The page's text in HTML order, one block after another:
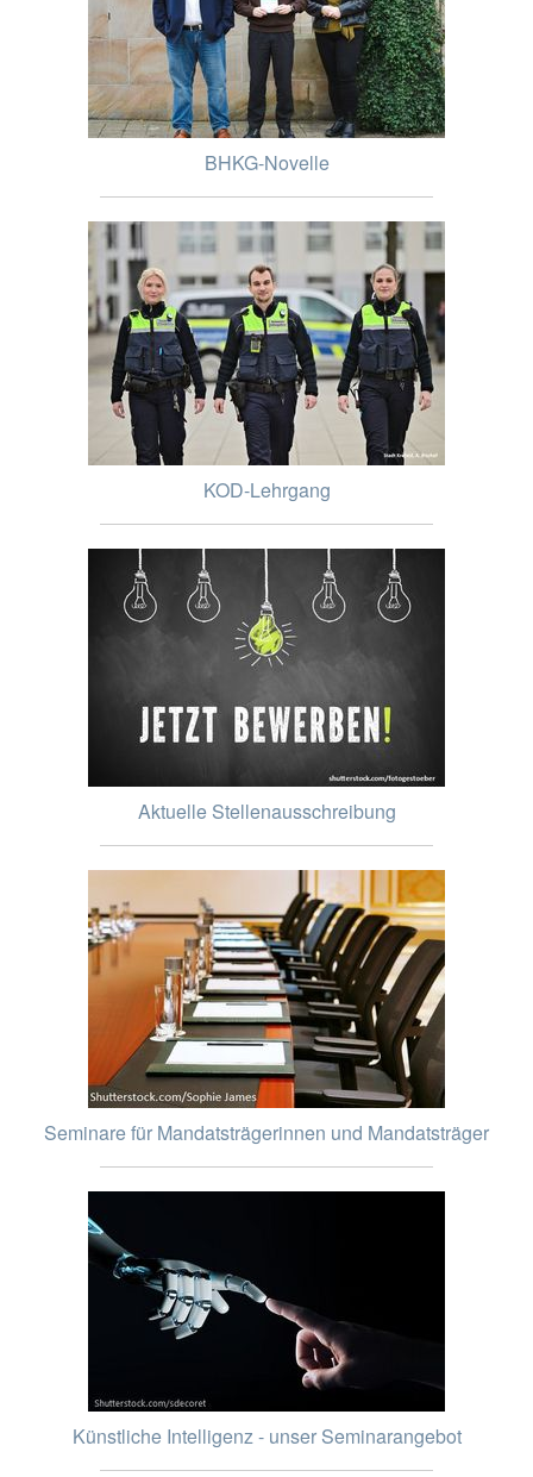
BHKG-Novelle
KOD-Lehrgang
Aktuelle Stellenausschreibung
Seminare für Mandatsträgerinnen und Mandatsträger
Künstliche Intelligenz - unser Seminarangebot